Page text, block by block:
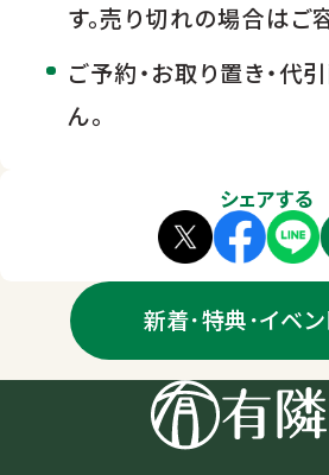
す。売り切れの場合はご
ご予約・お取り置き・代
ん。
シェアする
新着･特典･イベン